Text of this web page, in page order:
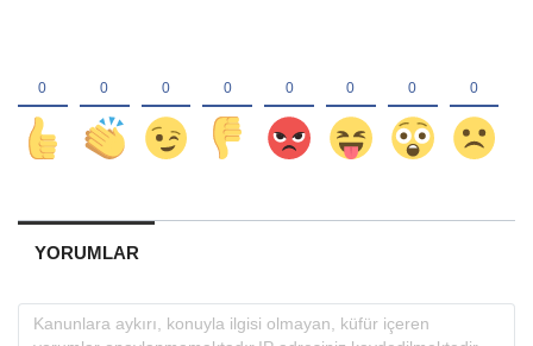
YORUMLAR